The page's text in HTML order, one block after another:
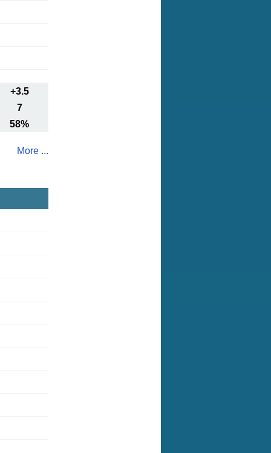
+3.5
7
58%
More ...